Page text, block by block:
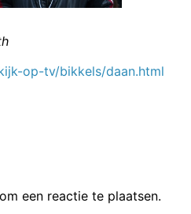
op-tv/bikkels/daan.html
om een reactie te plaatsen.